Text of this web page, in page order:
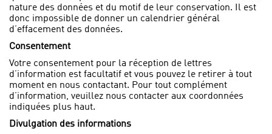
nature des données et du motif de leur conservation. Il est
donc impossible de donner un calendrier général
d’effacement des données.
Consentement
Votre consentement pour la réception de lettres
d’information est facultatif et vous pouvez le retirer à tout
moment en nous contactant. Pour tout complément
d’information, veuillez nous contacter aux coordonnées
indiquées plus haut.
Divulgation des informations